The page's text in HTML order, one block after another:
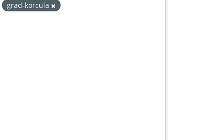
grad-korcula